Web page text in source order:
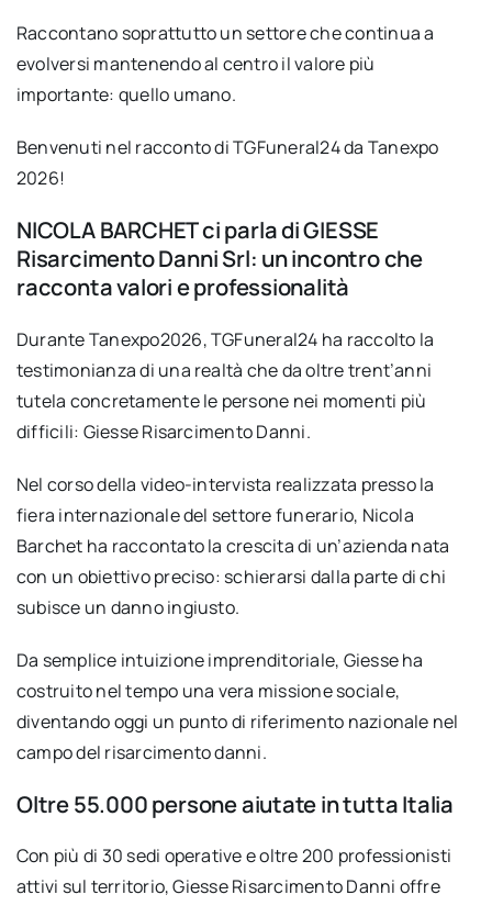
Raccontano soprattutto un settore che continua a
evolversi mantenendo al centro il valore più
importante: quello umano.
Benvenuti nel racconto di TGFuneral24 da Tanexpo
2026!
NICOLA BARCHET ci parla di GIESSE
Risarcimento Danni Srl: un incontro che
racconta valori e professionalità
Durante Tanexpo2026, TGFuneral24 ha raccolto la
testimonianza di una realtà che da oltre trent’anni
tutela concretamente le persone nei momenti più
difficili: Giesse Risarcimento Danni.
Nel corso della video-intervista realizzata presso la
fiera internazionale del settore funerario, Nicola
Barchet ha raccontato la crescita di un’azienda nata
con un obiettivo preciso: schierarsi dalla parte di chi
subisce un danno ingiusto.
Da semplice intuizione imprenditoriale, Giesse ha
costruito nel tempo una vera missione sociale,
diventando oggi un punto di riferimento nazionale nel
campo del risarcimento danni.
Oltre 55.000 persone aiutate in tutta Italia
Con più di 30 sedi operative e oltre 200 professionisti
attivi sul territorio, Giesse Risarcimento Danni offre